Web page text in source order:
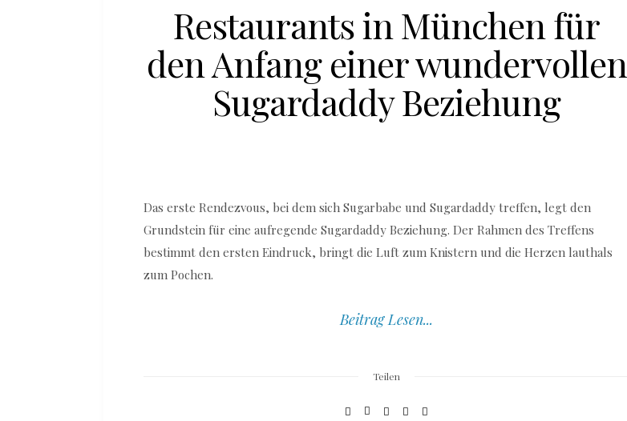
Restaurants in München für
den Anfang einer wundervollen
Sugardaddy Beziehung
Das erste Rendezvous, bei dem sich Sugarbabe und Sugardaddy treffen, legt den
Grundstein für eine aufregende Sugardaddy Beziehung. Der Rahmen des Treffens
bestimmt den ersten Eindruck, bringt die Luft zum Knistern und die Herzen lauthals
zum Pochen.
Beitrag Lesen...
Teilen